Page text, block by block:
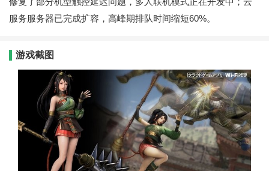
服务服务器已完成扩容，高峰期排队时间缩短60%。
游戏截图